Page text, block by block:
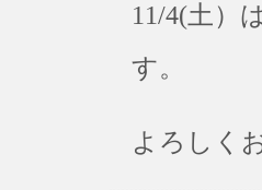
11/4(土）
す。
よろしく